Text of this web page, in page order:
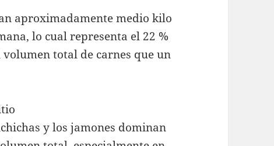
aproximadamente medio kilo
lo cual representa el 22 %
total de carnes que un
y los jamones dominan